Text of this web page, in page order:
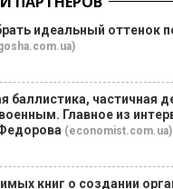
идеальный оттенок
баллистика, частичная
Главное из
(economist.com.ua)
книг о создании